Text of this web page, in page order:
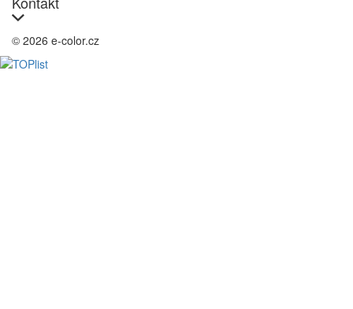
© 2026 e-color.cz